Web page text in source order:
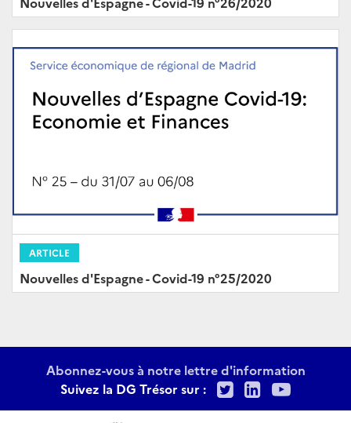
ARTICLE
Nouvelles d'Espagne - Covid-19 n°25/2020
Abonnez-vous à notre lettre d'information
Suivez la DG Trésor sur :
TwitterLinkedIn